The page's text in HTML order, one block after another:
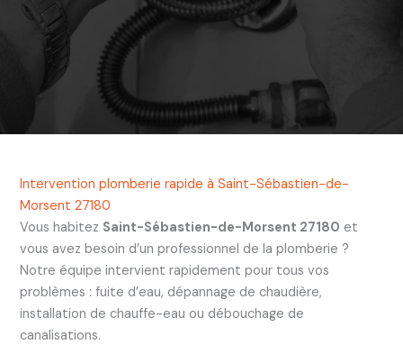
Intervention plomberie rapide à Saint-Sébastien-de-
Morsent 27180
Vous habitez Saint-Sébastien-de-Morsent 27180 et
vous avez besoin d’un professionnel de la plomberie ?
Notre équipe intervient rapidement pour tous vos
problèmes : fuite d’eau, dépannage de chaudière,
installation de chauffe-eau ou débouchage de
canalisations.